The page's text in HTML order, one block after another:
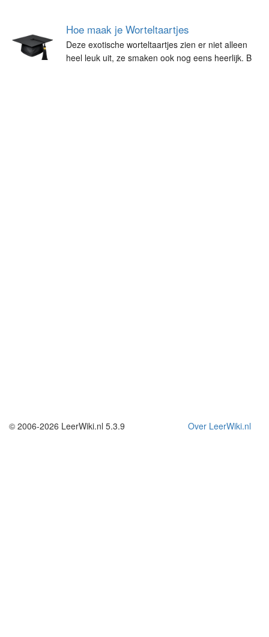
Hoe maak je Worteltaartjes
Deze exotische worteltaartjes zien er niet alleen
heel leuk uit, ze smaken ook nog eens heerlijk. B
Over LeerWiki.nl
© 2006-2026 LeerWiki.nl 5.3.9